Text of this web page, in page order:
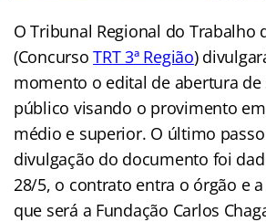
O Tribunal Regional do Trabalho
(ConcursoTRT 3ª Região)
momento o edital de abertura de
público visando o provimento
médio e superior. O último
divulgação do documento foi
28/5, o contrato entra o órgão e
que será a Fundação Carlos